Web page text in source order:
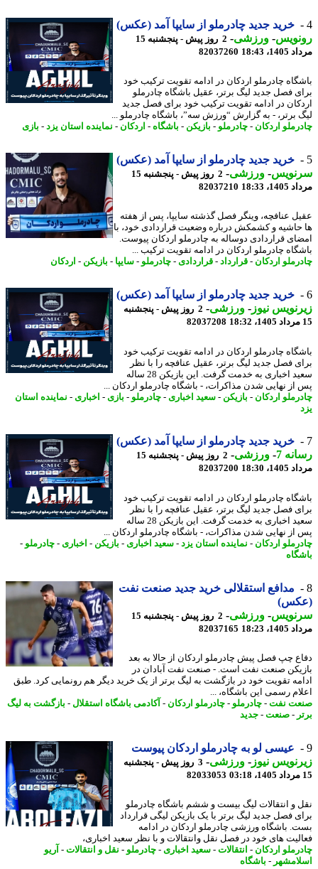
خرید جدید چادرملو از سایپا آمد (عکس)
-ورزشی-
2 روز پیش - پنجشنبه 15
18:43
82037260
چادرملو اردکان در ادامه تقویت ترکیب خود
فصل جدید لیگ برتر، عقیل باشگاه چادرملو
در ادامه تقویت ترکیب خود برای فصل جدید
برتر، - به گزارش “ورزش سه”، باشگاه چادرملو ...
اردکان-چادرملو-بازیکن -باشگاه-اردکان-نماینده استان یزد-بازی
خرید جدید چادرملو از سایپا آمد (عکس)
-ورزشی-
2 روز پیش - پنجشنبه 15
18:33
82037210
عنافچه، وینگر فصل گذشته سایپا، پس از هفته
و کشمکش درباره وضعیت قراردادی خود، با
قراردادی دوساله به چادرملو اردکان پیوست.
چادرملو اردکان در ادامه تقویت ترکیب ...
اردکان-قرارداد -قراردادی-چادرملو-سایپا-بازیکن -اردکان
خرید جدید چادرملو از سایپا آمد (عکس)
نیوز-ورزشی-
2 روز پیش - پنجشنبه
82037208
چادرملو اردکان در ادامه تقویت ترکیب خود
فصل جدید لیگ برتر، عقیل عنافچه را با نظر
سعید اخباری به خدمت گرفت. این بازیکن 28 ساله
نهایی شدن مذاکرات، - باشگاه چادرملو اردکان ...
اردکان-بازیکن -سعید اخباری- چادرملو-بازی - اخباری- نماینده استان
خرید جدید چادرملو از سایپا آمد (عکس)
7
-ورزشی-
2 روز پیش - پنجشنبه 15
18:30
82037200
چادرملو اردکان در ادامه تقویت ترکیب خود
فصل جدید لیگ برتر، عقیل عنافچه را با نظر
سعید اخباری به خدمت گرفت. این بازیکن 28 ساله
نهایی شدن مذاکرات، - باشگاه چادرملو اردکان ...
اردکان-نماینده استان یزد-سعید اخباری- بازیکن -اخباری- چادرملو-
مدافع استقلالی خرید جدید صنعت نفت
-ورزشی-
2 روز پیش - پنجشنبه 15
18:23
82037165
چپ فصل پیش چادرملو اردکان از حالا به بعد
صنعت نفت است. - صنعت نفت آبادان در
تقویت خود در بازگشت به لیگ برتر از یک خرید دیگر هم رونمایی کرد. طبق
رسمی این باشگاه، ...
نفت -چادرملو-چادرملو اردکان-آکادمی باشگاه استقلال-بازگشت به لیگ
- صنعت-جدید
عیسی لو به چادرملو اردکان پیوست
نیوز-ورزشی-
3 روز پیش - پنجشنبه
82033053
و انتقالات لیگ بیست و ششم باشگاه چادرملو
فصل جدید لیگ برتر با یک بازیکن لیگی قرارداد
باشگاه ورزشی چادرملو اردکان در ادامه
های خود در فصل نقل وانتقالات و با نظر سعید اخباری،
اردکان-انتقالات-سعید اخباری- چادرملو-نقل و انتقالات-آریو
-باشگاه